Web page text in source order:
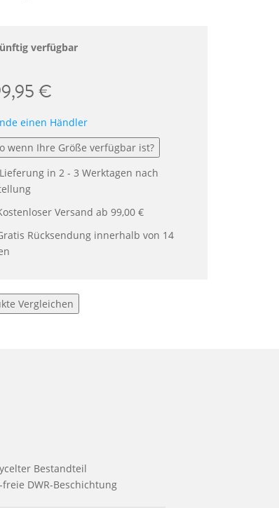
verfügbar
€
einen Händler
wenn Ihre Größe verfügbar ist?
Lieferung in 2 - 3 Werktagen nach
Versand ab 99,00 €
Rücksendung innerhalb von 14
Vergleichen
Bestandteil
freie DWR-Beschichtung